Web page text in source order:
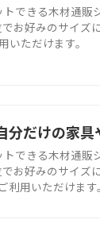
できる木材通販
お好みのサイズ
いただけます。
分だけの家具
できる木材通販
お好みのサイズ
利用いただけます。